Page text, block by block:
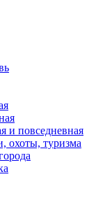
и повседневная
охоты, туризма